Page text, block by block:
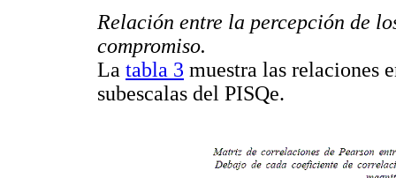
Relación entre la percepción de
compromiso.
La tabla 3 muestra las relaciones
subescalas del PISQe.